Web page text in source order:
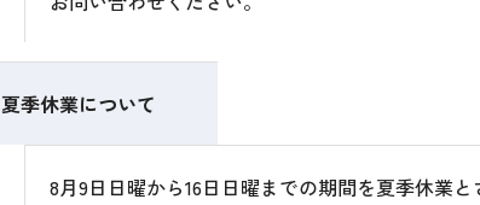
夏季休業について
8月9日日曜から16日日曜までの期間を夏季休業